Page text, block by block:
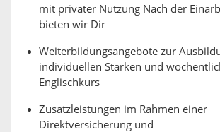
mit privater Nutzung Nach der
bieten wir Dir
Weiterbildungsangebote zur
individuellen Stärken und
Englischkurs
Zusatzleistungen im Rahmen einer
Direktversicherung und